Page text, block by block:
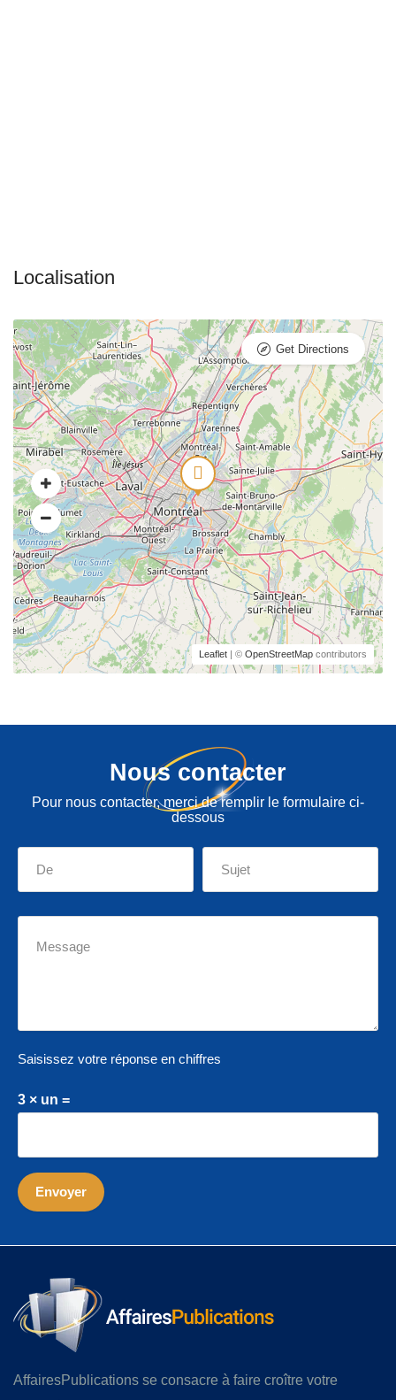
Leaflet | © OpenStreetMap contributors
Get Directions
Nous contacter
Pour nous contacter, merci de remplir le formulaire ci-
dessous
Saisissez votre réponse en chiffres
3 × un =
AffairesPublications se consacre à faire croître votre